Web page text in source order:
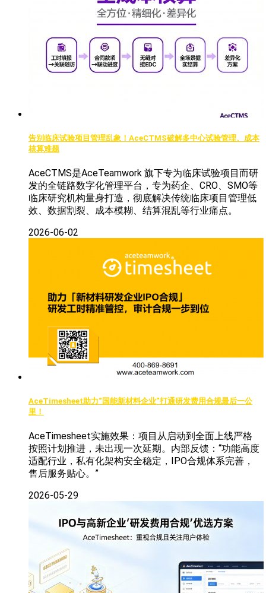
告别临床试验项目管理乱象！AceCTMS破解多中心试验管理、成本
核算难题
AceCTMS是AceTeamwork 旗下专为临床试验项目而研
发的全链路数字化管理平台，专为药企、CRO、SMO等
临床研究机构量身打造，彻底解决传统临床项目管理低
效、数据割裂、成本模糊、结算混乱等行业痛点。
2026-06-02
AceTimesheet助力“国能新材料企业”打通研发费用合规最后一公
里！
AceTimesheet实施效果：项目从启动到全面上线严格
按照计划推进，未出现一次延期。内部反馈：“功能高度
适配行业，私有化架构安全稳定，IPO合规体系完善，
售后服务贴心。”
2026-05-29